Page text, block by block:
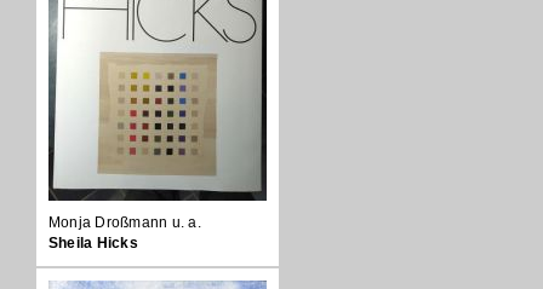
Monja Droßmann u. a.
Sheila Hicks